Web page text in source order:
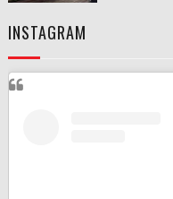
INSTAGRAM